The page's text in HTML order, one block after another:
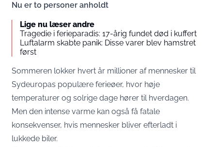
Nu er to personer anholdt
Lige nu læser andre
Tragedie i ferieparadis: 17-årig fundet død i kuffert
Luftalarm skabte panik: Disse varer blev hamstret
først
Sommeren lokker hvert år millioner af mennesker til
Sydeuropas populære ferieøer, hvor høje
temperaturer og solrige dage hører til hverdagen.
Men den intense varme kan også få fatale
konsekvenser, hvis mennesker bliver efterladt i
lukkede biler.